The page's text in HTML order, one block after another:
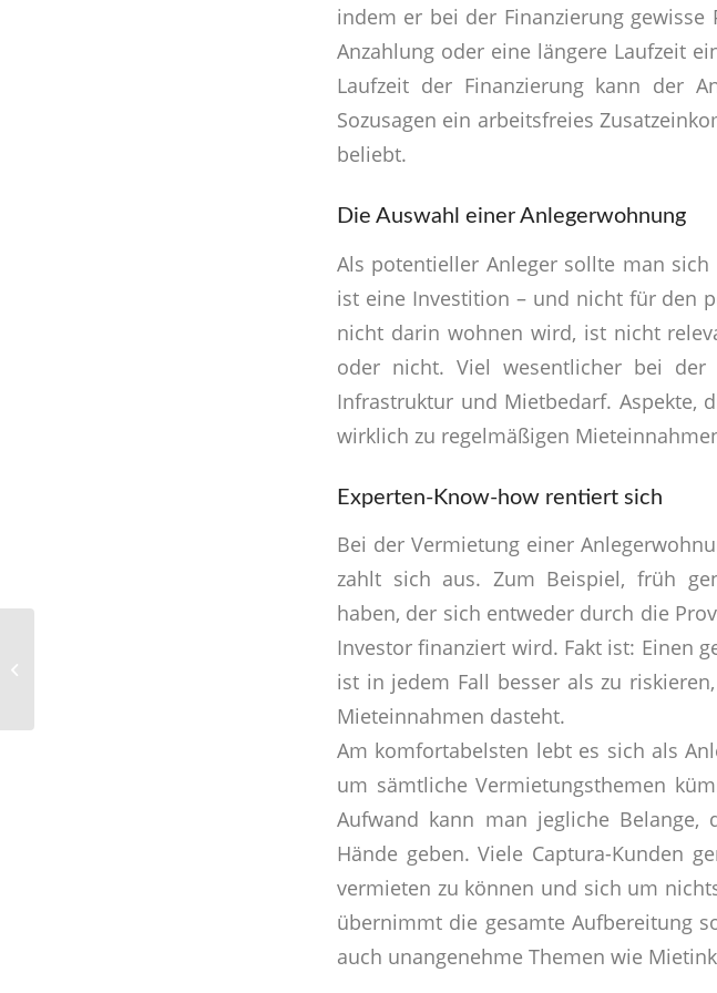
indem er bei der Finanzierung
Anzahlung oder eine längere Laufzeit
Laufzeit der Finanzierung kann der
Sozusagen ein arbeitsfreies
beliebt.
Die Auswahl einer Anlegerwohnung
Als potentieller Anleger sollte man
ist eine Investition – und nicht für den
nicht darin wohnen wird, ist nicht
oder nicht. Viel wesentlicher bei der
Infrastruktur und Mietbedarf. Aspekte,
wirklich zu regelmäßigen
Experten-Know-how rentiert sich
Bei der Vermietung einer
zahlt sich aus. Zum Beispiel, früh
haben, der sich entweder durch die
Investor finanziert wird. Fakt ist: Einen
ist in jedem Fall besser als zu
Mieteinnahmen dasteht.
Am komfortabelsten lebt es sich als
um sämtliche Vermietungsthemen
Aufwand kann man jegliche
Hände geben. Viele Captura-Kunden
vermieten zu können und sich um
übernimmt die gesamte Aufbereitung
auch unangenehme Themen wie